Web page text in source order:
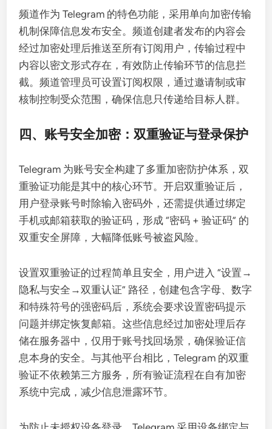
频道作为 Telegram 的特色功能，采用单向加密传输
机制保障信息发布安全。频道创建者发布的内容会
经过加密处理后推送至所有订阅用户，传输过程中
内容以密文形式存在，有效防止传输环节的信息拦
截。频道管理员可设置订阅权限，通过邀请制或审
核制控制受众范围，确保信息只传递给目标人群。
四、账号安全加密：双重验证与登录保护
Telegram 为账号安全构建了多重加密防护体系，双
重验证功能是其中的核心环节。开启双重验证后，
用户登录账号时除输入密码外，还需提供通过绑定
手机或邮箱获取的验证码，形成 “密码 + 验证码” 的
双重安全屏障，大幅降低账号被盗风险。
设置双重验证的过程简单且安全，用户进入 “设置→
隐私与安全→双重认证” 路径，创建包含字母、数字
和特殊符号的强密码后，系统会要求设置密码提示
问题并绑定恢复邮箱。这些信息经过加密处理后存
储在服务器中，仅用于账号找回场景，确保验证信
息本身的安全。与其他平台相比，Telegram 的双重
验证不依赖第三方服务，所有验证流程在自有加密
系统中完成，减少信息泄露环节。